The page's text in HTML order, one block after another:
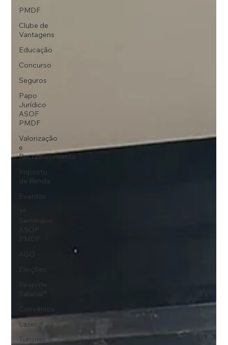
PMDF
Clube de
Vantagens
Educação
Concurso
Seguros
Papo
Jurídico
ASOF
PMDF
Valorização
e
Reconhecimento
Imposto
de Renda
Eventos
Seminário
PMDF
AGO
Eleições
Reajuste
Convênios
Laser
Turismo